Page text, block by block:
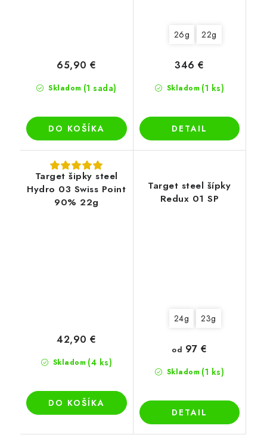
Skladom (1 sada)
65,90 €
DO KOŠÍKA
26g 22g
Skladom (1 ks)
346 €
DETAIL
Target šipky steel
Hydro 03 Swiss Point
90% 22g
Skladom (4 ks)
42,90 €
DO KOŠÍKA
Target steel šípky
Redux 01 SP
24g 23g
Skladom (1 ks)
od 97 €
DETAIL